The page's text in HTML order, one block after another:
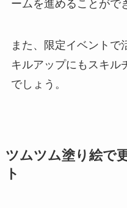
ームを進めることがで
また、限定イベントで
キルアップにもスキル
でしょう。
ツムツム塗り絵で
ト